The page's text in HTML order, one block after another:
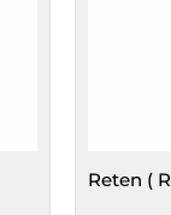
Reten (